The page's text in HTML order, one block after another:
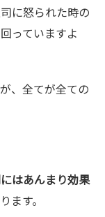
に怒られた時の
っていますよ
、全てが全ての
はあんまり効果
ます。